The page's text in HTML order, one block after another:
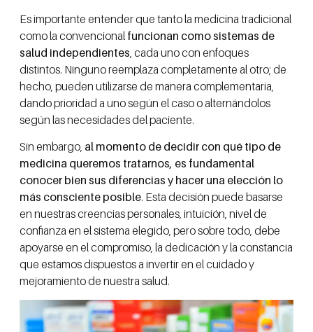
Es importante entender que tanto la medicina tradicional
como la convencional funcionan como sistemas de
salud independientes , cada uno con enfoques
distintos. Ninguno reemplaza completamente al otro; de
hecho, pueden utilizarse de manera complementaria,
dando prioridad a uno según el caso o alternándolos
según las necesidades del paciente.
Sin embargo, al momento de decidir con qué tipo de
medicina queremos tratarnos, es fundamental
conocer bien sus diferencias y hacer una elección lo
más consciente posible. Esta decisión puede basarse
en nuestras creencias personales, intuición, nivel de
confianza en el sistema elegido, pero sobre todo, debe
apoyarse en el compromiso, la dedicación y la constancia
que estamos dispuestos a invertir en el cuidado y
mejoramiento de nuestra salud.